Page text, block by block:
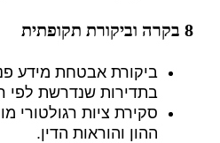
8 בקרה וביקורת תקופתית
ביקורת אבטחת מידע
בתדירות שנדרשת לפי
סקירת ציות רגולטורי
ההון והוראות הדין.